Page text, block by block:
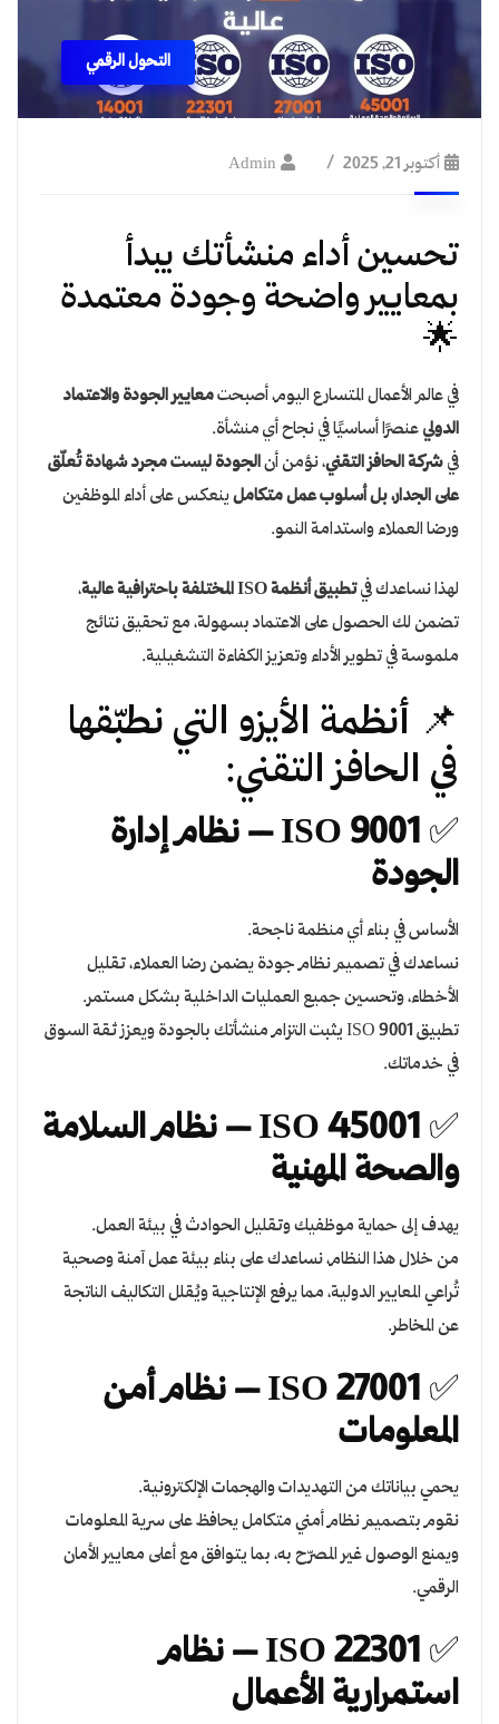
التحول الرقمي
أكتوبر 21, 2025 Admin
تحسين أداء منشأتك يبدأ
بمعايير واضحة وجودة معتمدة
🌟
في عالم الأعمال المتسارع اليوم، أصبحتمعايير الجودة والاعتماد
الدوليعنصرًا أساسيًا في نجاح أي منشأة.
فيشركة الحافز التقني، نؤمن أنالجودة ليست مجرد شهادة تُعلّق
على الجدار، بل أسلوب عمل متكاملينعكس على أداء الموظفين
ورضا العملاء واستدامة النمو.
لهذا نساعدك فيتطبيق أنظمة ISO المختلفة باحترافية عالية
،
تضمن لك الحصول على الاعتماد بسهولة، مع تحقيق نتائج
ملموسة في تطوير الأداء وتعزيز الكفاءة التشغيلية.
📌 أنظمة الأيزو التي نطبّقها
في الحافز التقني:
✅ ISO 9001 – نظام إدارة
الجودة
الأساس في بناء أي منظمة ناجحة.
نساعدك في تصميم نظام جودة يضمن رضا العملاء، تقليل
الأخطاء، وتحسين جميع العمليات الداخلية بشكل مستمر.
تطبيق ISO 9001 يثبت التزام منشأتك بالجودة ويعزز ثقة السوق
في خدماتك.
✅ ISO 45001 – نظام السلامة
والصحة المهنية
يهدف إلى حماية موظفيك وتقليل الحوادث في بيئة العمل.
من خلال هذا النظام، نساعدك على بناء بيئة عمل آمنة وصحية
تُراعي المعايير الدولية، مما يرفع الإنتاجية ويُقلل التكاليف الناتجة
عن المخاطر.
✅ ISO 27001 – نظام أمن
المعلومات
يحمي بياناتك من التهديدات والهجمات الإلكترونية.
نقوم بتصميم نظام أمني متكامل يحافظ على سرية المعلومات
ويمنع الوصول غير المصرّح به، بما يتوافق مع أعلى معايير الأمان
الرقمي.
✅ ISO 22301 – نظام
استمرارية الأعمال